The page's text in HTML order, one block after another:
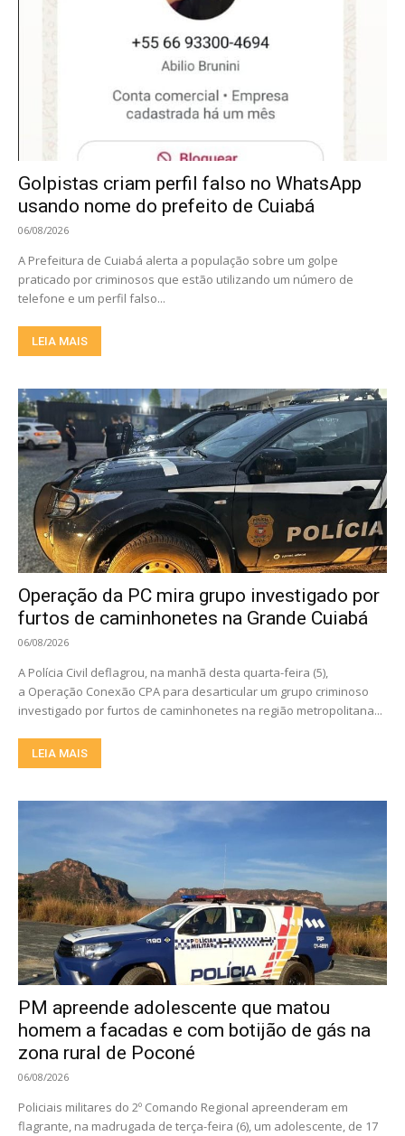
Golpistas criam perfil falso no WhatsApp
usando nome do prefeito de Cuiabá
06/08/2026
A Prefeitura de Cuiabá alerta a população sobre um golpe
praticado por criminosos que estão utilizando um número de
telefone e um perfil falso...
LEIA MAIS
Operação da PC mira grupo investigado por
furtos de caminhonetes na Grande Cuiabá
06/08/2026
A Polícia Civil deflagrou, na manhã desta quarta-feira (5),
a Operação Conexão CPA para desarticular um grupo criminoso
investigado por furtos de caminhonetes na região metropolitana...
LEIA MAIS
PM apreende adolescente que matou
homem a facadas e com botijão de gás na
zona rural de Poconé
06/08/2026
Policiais militares do 2º Comando Regional apreenderam em
flagrante, na madrugada de terça-feira (6), um adolescente, de 17